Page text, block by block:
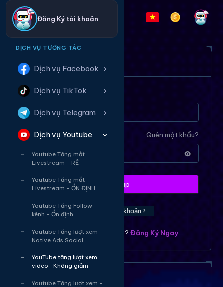
Đăng Ký tài khoản
DỊCH VỤ TƯƠNG TÁC
Dịch vụ Facebook
Dịch vụ TikTok
Dịch vụ Telegram
Dịch vụ Youtube
Youtube Tăng mắt
Livestream - RẺ
Youtube Tăng mắt
Livestream - ỔN ĐỊNH
Youtube Tăng Follow
kênh - Ổn định
Youtube Tăng lượt xem -
Native Ads Social
YouTube tăng lượt xem
video- Không giảm
Youtube Tăng lượt xem -
ĐĂNG NHẬP HỆ THỐNG
Tên tài khoản
Quên mật khẩu?
Mật khẩu
Đăng nhập
Bạn chưa có tài khoản ?
Bạn chưa có tài khoản ? ? Đăng Ký Ngay
❤️